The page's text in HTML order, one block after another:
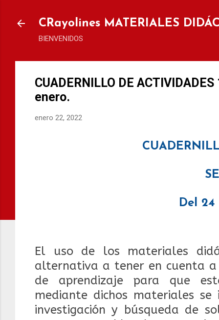
CRayolines MATERIALES
BIENVENIDOS
CUADERNILLO DE
enero.
enero 22, 2022
Del
El uso de los materiales
alternativa a tener en cuenta
de aprendizaje para que
mediante dichos materiales
investigación y búsqueda de